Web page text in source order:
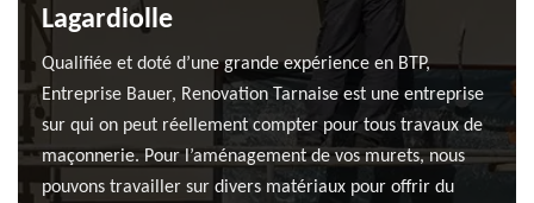
Lagardiolle
Qualifiée et doté d’une grande expérience en BTP,
Entreprise Bauer, Renovation Tarnaise est une entreprise
sur qui on peut réellement compter pour tous travaux de
maçonnerie. Pour l’aménagement de vos murets, nous
pouvons travailler sur divers matériaux pour offrir du